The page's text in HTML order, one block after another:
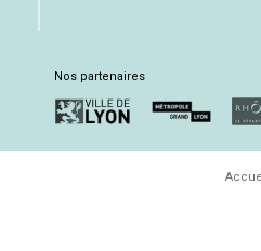
Nos partenaires